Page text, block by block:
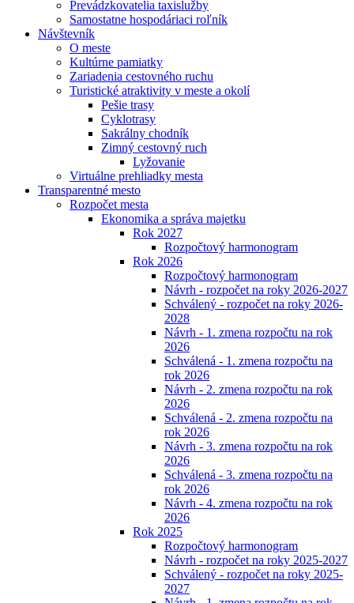
Prevádzkovatelia taxislužby
Samostatne hospodáriaci roľník
Návštevník
O meste
Kultúrne pamiatky
Zariadenia cestovného ruchu
Turistické atraktivity v meste a okolí
Pešie trasy
Cyklotrasy
Sakrálny chodník
Zimný cestovný ruch
Lyžovanie
Virtuálne prehliadky mesta
Transparentné mesto
Rozpočet mesta
Ekonomika a správa majetku
Rok 2027
Rozpočtový harmonogram
Rok 2026
Rozpočtový harmonogram
Návrh - rozpočet na roky 2026-2027
Schválený - rozpočet na roky 2026-
2028
Návrh - 1. zmena rozpočtu na rok
2026
Schválená - 1. zmena rozpočtu na
rok 2026
Návrh - 2. zmena rozpočtu na rok
2026
Schválená - 2. zmena rozpočtu na
rok 2026
Návrh - 3. zmena rozpočtu na rok
2026
Schválená - 3. zmena rozpočtu na
rok 2026
Návrh - 4. zmena rozpočtu na rok
2026
Rok 2025
Rozpočtový harmonogram
Návrh - rozpočet na roky 2025-2027
Schválený - rozpočet na roky 2025-
2027